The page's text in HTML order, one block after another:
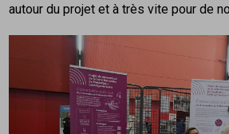
autour du projet et à très vite pour de